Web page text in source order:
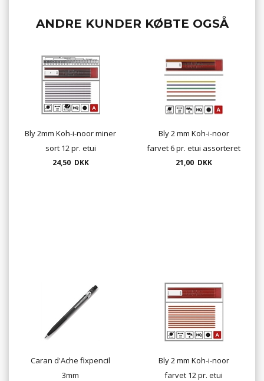
ANDRE KUNDER KØBTE OGSÅ
Bly 2mm Koh-i-noor miner
sort 12 pr. etui
24,50 DKK
Bly 2 mm Koh-i-noor
farvet 6 pr. etui assorteret
21,00 DKK
Caran d'Ache fixpencil
3mm
Bly 2 mm Koh-i-noor
farvet 12 pr. etui